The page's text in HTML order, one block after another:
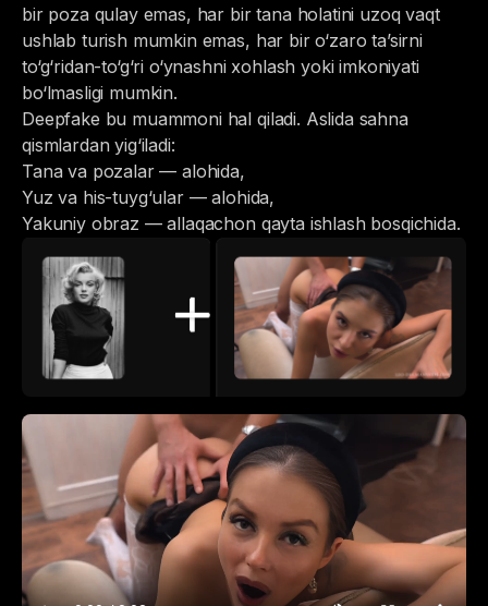
bir poza qulay emas, har bir tana holatini uzoq vaqt
ushlab turish mumkin emas, har bir o‘zaro ta’sirni
to‘g‘ridan-to‘g‘ri o‘ynashni xohlash yoki imkoniyati
bo‘lmasligi mumkin.
Deepfake bu muammoni hal qiladi. Aslida sahna
qismlardan yig‘iladi:
Tana va pozalar — alohida,
Yuz va his-tuyg‘ular — alohida,
Yakuniy obraz — allaqachon qayta ishlash bosqichida.